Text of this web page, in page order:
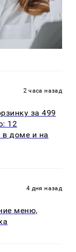
2 часа назад
за 499
12
в доме и на
4 дня назад
меню,